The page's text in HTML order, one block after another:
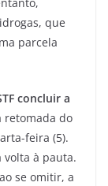
que
parcela
concluir a
retomada do
feira (5).
volta à pauta.
se omitir, a